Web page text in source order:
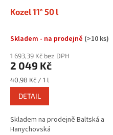
Kozel 11° 50 l
Průměrné
produktu
je
4,3
z
hvězdiček.
Skladem - na prodejně (>10 ks)
1 693,39 Kč bez DPH
2 049 Kč
Měrná
cena:
40,98 Kč / 1 l
DETAIL
Skladem na prodejně Baltská a
Hanychovská